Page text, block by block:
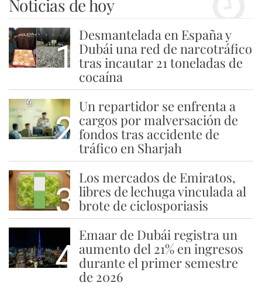
Noticias de hoy
1
Desmantelada en España y
Dubái una red de narcotráfico
tras incautar 21 toneladas de
cocaína
2
Un repartidor se enfrenta a
cargos por malversación de
fondos tras accidente de
tráfico en Sharjah
3
Los mercados de Emiratos,
libres de lechuga vinculada al
brote de ciclosporiasis
4
Emaar de Dubái registra un
aumento del 21% en ingresos
durante el primer semestre
de 2026